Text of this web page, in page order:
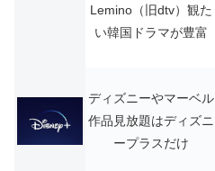
Lemino（旧dtv）観た
い韓国ドラマが豊富
ディズニーやマーベル
作品見放題はディズニ
ープラスだけ